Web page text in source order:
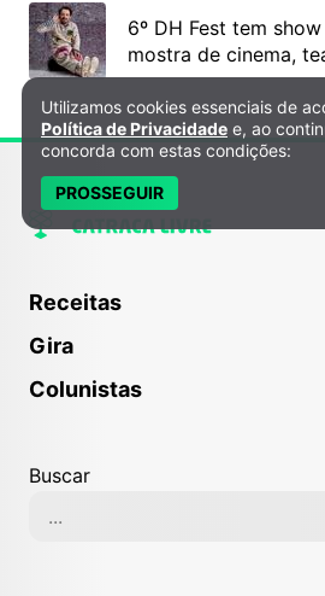
6º DH Fest tem
mostra de cinema,
Receitas
Gira
Colunistas
Buscar
Política de Privacidade e Cookies
Utilizamos cookies essenciais de
Política de Privacidade e, ao
concorda com estas condições:
PROSSEGUIR